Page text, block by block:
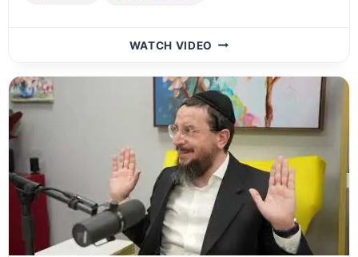
WATCH VIDEO #42:
MEILECH
KOHN
–
אידיש:
ר׳
מיילך
קאהן